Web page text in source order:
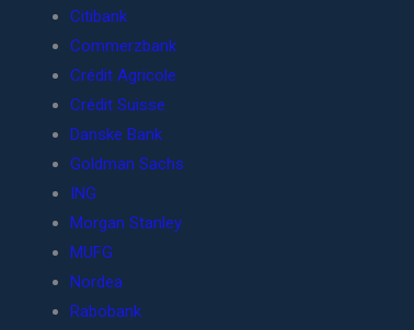
Citibank
Commerzbank
Crédit Agricole
Crédit Suisse
Danske Bank
Goldman Sachs
ING
Morgan Stanley
MUFG
Nordea
Rabobank